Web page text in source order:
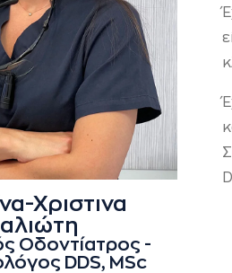
Χριστινα
Οδοντίατρος -
DDS, MSc